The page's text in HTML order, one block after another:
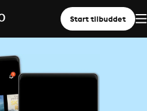
Start tilbuddet